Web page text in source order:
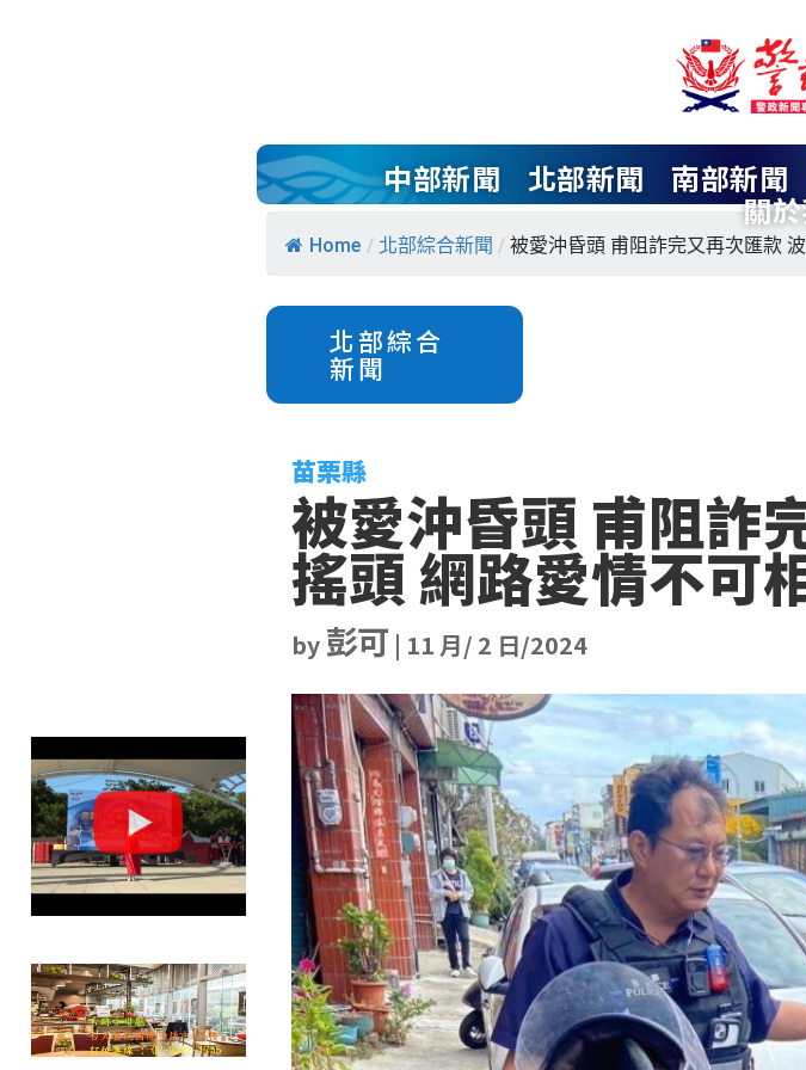
中部新聞 北部新聞 南部新聞
關
Home / 北部綜合新聞 / 被愛沖昏頭 甫阻詐完又再次匯款
北部綜合
新聞
苗栗縣
被愛沖昏頭 甫阻詐
搖頭 網路愛情不可
by 彭可 | 11 月/ 2 日/2024